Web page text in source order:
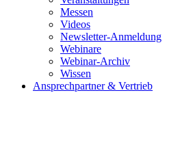
Messen
Videos
Newsletter-Anmeldung
Webinare
Webinar-Archiv
Wissen
Ansprechpartner & Vertrieb